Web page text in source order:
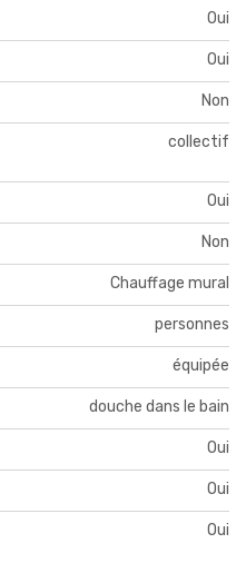
Oui
Oui
Non
collectif
Oui
Non
Chauffage mural
personnes
équipée
douche dans le bain
Oui
Oui
Oui